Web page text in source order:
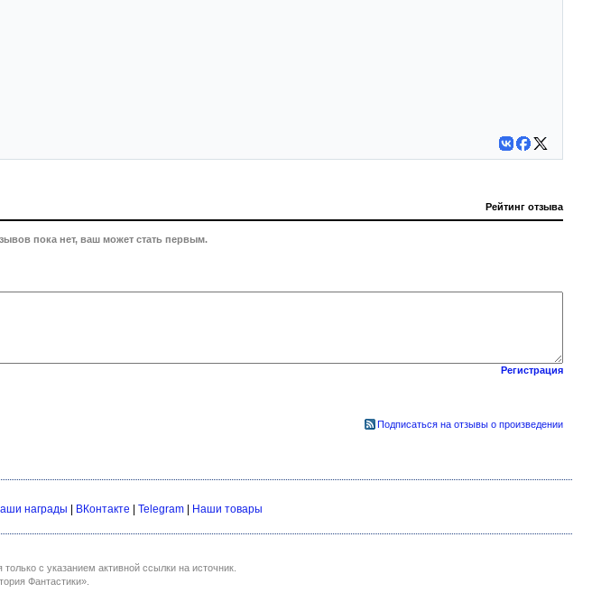
Рейтинг отзыва
пока нет, ваш может стать первым.
Регистрация
Подписаться на отзывы о произведении
награды ВКонтакте Telegram Наши товары
с указанием активной ссылки на источник.
Фантастики».